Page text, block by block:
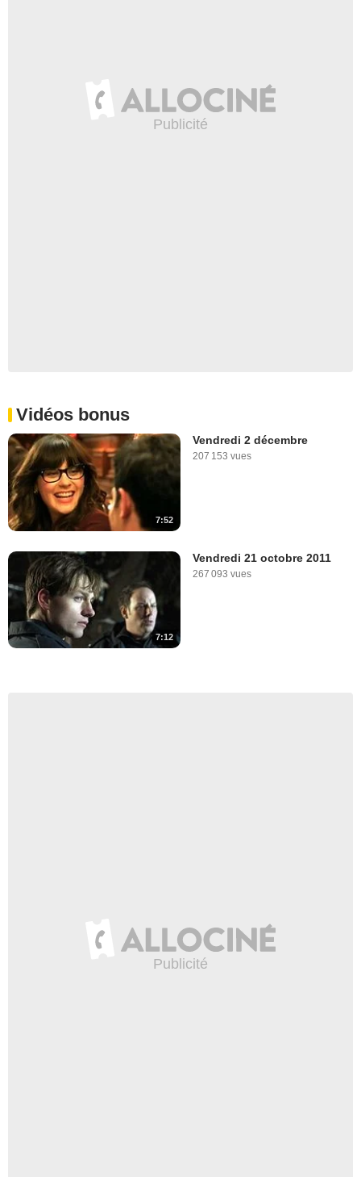
Vidéos bonus
7:52
Vendredi 2 décembre
207 153 vues
7:12
Vendredi 21 octobre 2011
267 093 vues